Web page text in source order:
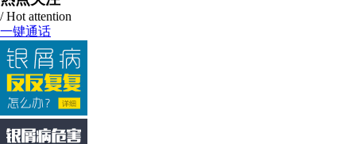
/ Hot attention
一键通话